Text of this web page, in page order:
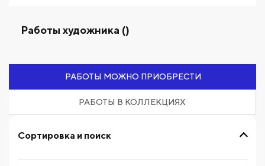
Работы художника ()
РАБОТЫ МОЖНО ПРИОБРЕСТИ
РАБОТЫ В КОЛЛЕКЦИЯХ
Сортировка и поиск